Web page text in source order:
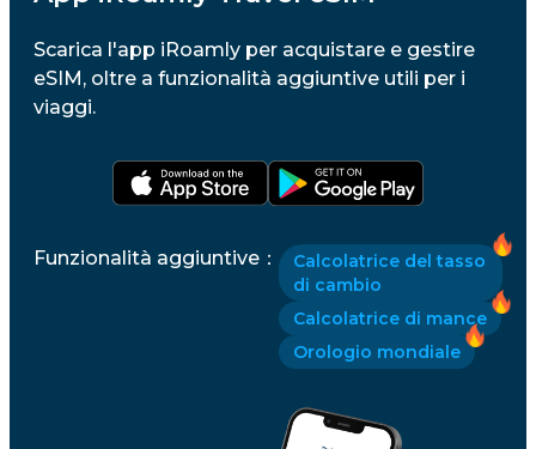
Islanda
Scarica l'app iRoamly per acquistare e gestire
eSIM, oltre a funzionalità aggiuntive utili per i
viaggi.
Funzionalità aggiuntive ：
Calcolatrice del tasso
di cambio
Calcolatrice di mance
Orologio mondiale